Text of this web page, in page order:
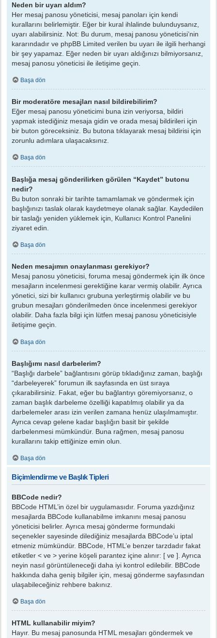
Neden bir uyarı aldım?
Her mesaj panosu yöneticisi, mesaj panoları için kendi
kurallarını belirlemiştir. Eğer bir kural ihlalinde bulunduysanız,
uyarı alabilirsiniz. Not: Bu durum, mesaj panosu yöneticisi’nin
kararındadır ve phpBB Limited verilen bu uyarı ile ilgili herhangi
bir şey yapamaz. Eğer neden bir uyarı aldığınızı bilmiyorsanız,
mesaj panosu yöneticisi ile iletişime geçin.
Başa dön
Bir moderatöre mesajları nasıl bildirebilirim?
Eğer mesaj panosu yöneticimi buna izin veriyorsa, bildiri
yapmak istediğiniz mesaja gidin ve orada mesaj bildirileri için
bir buton göreceksiniz. Bu butona tıklayarak mesaj bildirisi için
zorunlu adımlara ulaşacaksınız.
Başa dön
Başlığa mesaj gönderilirken görülen “Kaydet” butonu
nedir?
Bu buton sonraki bir tarihte tamamlamak ve göndermek için
başlığınızı taslak olarak kaydetmeye olanak sağlar. Kaydedilen
bir taslağı yeniden yüklemek için, Kullanıcı Kontrol Panelini
ziyaret edin.
Başa dön
Neden mesajımın onaylanması gerekiyor?
Mesaj panosu yöneticisi, foruma mesaj göndermek için ilk önce
mesajların incelenmesi gerektiğine karar vermiş olabilir. Ayrıca
yönetici, sizi bir kullanıcı grubuna yerleştirmiş olabilir ve bu
grubun mesajları gönderilmeden önce incelenmesi gerekiyor
olabilir. Daha fazla bilgi için lütfen mesaj panosu yöneticisiyle
iletişime geçin.
Başa dön
Başlığımı nasıl darbelerim?
“Başlığı darbele” bağlantısını görüp tıkladığınız zaman, başlığı
“darbeleyerek” forumun ilk sayfasında en üst sıraya
çıkarabilirsiniz. Fakat, eğer bu bağlantıyı göremiyorsanız, o
zaman başlık darbeleme özelliği kapatılmış olabilir ya da
darbelemeler arası izin verilen zamana henüz ulaşılmamıştır.
Ayrıca cevap gelene kadar başlığın basit bir şekilde
darbelenmesi mümkündür. Buna rağmen, mesaj panosu
kurallarını takip ettiğinize emin olun.
Başa dön
Biçimlendirme ve Başlık Tipleri
BBCode nedir?
BBCode HTML’in özel bir uygulamasıdır. Foruma yazdığınız
mesajlarda BBCode kullanabilme imkanını mesaj panosu
yöneticisi belirler. Ayrıca mesaj gönderme formundaki
seçenekler sayesinde dilediğiniz mesajlarda BBCode’u iptal
etmeniz mümkündür. BBCode, HTML’e benzer tarzdadır fakat
etiketler < ve > yerine köşeli parantez içine alınır: [ ve ]. Ayrıca
neyin nasıl görüntüleneceği daha iyi kontrol edilebilir. BBCode
hakkında daha geniş bilgiler için, mesaj gönderme sayfasından
ulaşabileceğiniz rehbere bakınız.
Başa dön
HTML kullanabilir miyim?
Hayır. Bu mesaj panosunda HTML mesajları göndermek ve